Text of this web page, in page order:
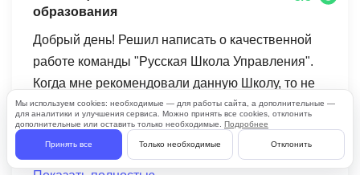
образования
Добрый день! Решил написать о качественной
работе команды "Русская Школа Управления".
Когда мне рекомендовали данную Школу, то не
скрою, что в начале были некоторые сомнения,
так как привык учиться, либо повышать
квалификацию на площадках государственных
профильных ВУЗов. Но сомнения были все же
Мы используем cookies: необходимые — для работы сайта, а дополнительные —
для аналитики и улучшения сервиса. Можно принять все cookies, отклонить
дополнительные или оставить только необходимые. Подробнее
Принять все Только необходимые Отклонить